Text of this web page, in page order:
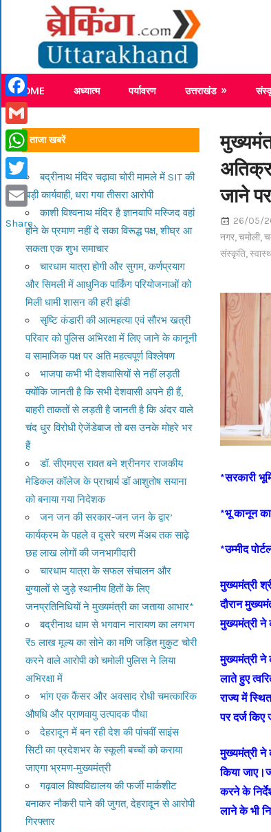
content
Breaking News Uttarakhand
HOME अध्यात्म पर्यावरण उत्तराखंड
जाने
26/05/
नगर,चमोली,
संस्कृति,
*सरकारी
*भू कानून का
*उम्मीद
मुख्यमंत्री
दौरान
मुख्यमंत्री ने
मुख्यमंत्री ने
लाते हुए
राज्य में
पर दर्ज किए
मुख्यमंत्री ने
किया
करने के
लाने के भी
ताजा खबरें
बद्रीनाथ मंदिर चढ़ावा चोरी मामले में SIT की
बड़ी कार्यवाही, धरा गया तीसरा आरोपी
काशी विश्वनाथ मंदिर है ज्ञानवापि मस्जिद वहां
होने के प्रमाण नहीं दे सका विरूद्ध पक्ष, शीघ्र आ
सकता एक शुभ समाचार
चारधाम यात्रा होगी और सुगम, कर्णप्रयाग
और सिमली में आधुनिक पार्किंग परियोजनाओं को
मिली धामी शासन की हरी झंडी
सृष्टि कंडारी की आत्महत्या एवं सौरभ खत्री
परिवार को पुलिस अभिरक्षा में लिए जाने के कानूनी
व सामाजिक पक्ष पर अति महत्वपूर्ण विश्लेषण
भाजपा कभी भी देशवासियों से नहीं लड़ती
क्योंकि जानती है कि सभी देशवासी अपने ही हैं,
बाहरी ताकतों से लड़ती है जानती है कि अंदर वाले
चंद धुर विरोधी ऐजेंडेबाज तो बस उनके मोहरे भर
हैं
डॉ. सीएमएस रावत बने श्रीनगर राजकीय
मेडिकल कॉलेज के प्राचार्य डॉ आशुतोष सयाना
को बनाया गया निदेशक
जन जन की सरकार-जन जन के द्वार’
कार्यक्रम के पहले व दूसरे चरण मेंअब तक साढ़े
छह लाख लोगों की जनभागीदारी
चारधाम यात्रा के सफल संचालन और
बुग्यालों से जुड़े स्थानीय हितों के लिए
जनप्रतिनिधियों ने मुख्यमंत्री का जताया आभार*
बद्रीनाथ धाम से भगवान नारायण का लगभग
₹5 लाख मूल्य का सोने का मणि जड़ित मुकुट चोरी
करने वाले आरोपी को चमोली पुलिस ने लिया
अभिरक्षा में
भांग एक कैंसर और अवसाद रोधी चमत्कारिक
औषधि और प्राणवायु उत्पादक पौधा
देहरादून में बन रही देश की पांचवीं साइंस
सिटी का प्रदेशभर के स्कूली बच्चों को कराया
जाएगा भ्रमण-मुख्यमंत्री
गढ़वाल विश्वविद्यालय की फर्जी मार्कशीट
बनाकर नौकरी पाने की जुगत, देहरादून से आरोपी
गिरफ्तार
Facebook
Gmail
WhatsApp
Twitter
Email
Share